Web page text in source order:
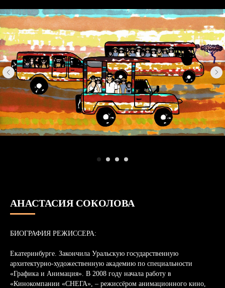
АНАСТАСИЯ СОКОЛОВА
БИОГРАФИЯ РЕЖИССЕРА:
Екатеринбурге. Закончила Уральскую государственную
архитектурно-художественную академию по специальности
«Графика и Анимация». В 2008 году начала работу в
«Кинокомпании «СНЕГА», – режиссёром анимационного кино,